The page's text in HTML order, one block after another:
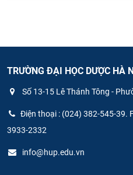
TRƯỜNG ĐẠI HỌC DƯỢC HÀ
Số 13-15 Lê Thánh Tông -
Điện thoại : (024) 382-545-39.
3933-2332
info@hup.edu.vn